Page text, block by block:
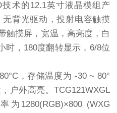
术的12.1英寸液晶模组产
背光驱动，投射电容触摸
触摸屏，宽温，高亮度，白
时，180度翻转显示，6/8位
，存储温度为 -30 ~ 80°
户外高亮。TCG121WXGL
为1280(RGB)×800 (WXG